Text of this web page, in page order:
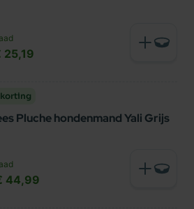
25,19
korting
Pluche hondenmand Yali Grijs
44,99